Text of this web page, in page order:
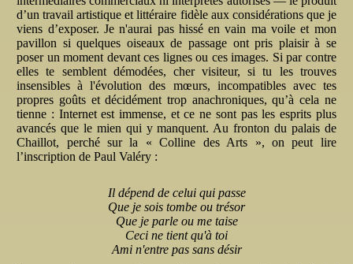
d’un travail artistique et littéraire fidèle aux considérations que je
viens d’exposer. Je n'aurai pas hissé en vain ma voile et mon
pavillon si quelques oiseaux de passage ont pris plaisir à se
poser un moment devant ces lignes ou ces images. Si par contre
elles te semblent démodées, cher visiteur, si tu les trouves
insensibles à l'évolution des mœurs, incompatibles avec tes
propres goûts et décidément trop anachroniques, qu’à cela ne
tienne : Internet est immense, et ce ne sont pas les esprits plus
avancés que le mien qui y manquent. Au fronton du palais de
Chaillot, perché sur la « Colline des Arts », on peut lire
l’inscription de Paul Valéry :
Il dépend de celui qui passe
Que je sois tombe ou trésor
Que je parle ou me taise
Ceci ne tient qu'à toi
Ami n'entre pas sans désir